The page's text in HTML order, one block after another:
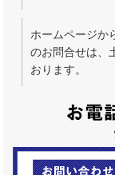
ホームページか
のお問合せは、
おります。